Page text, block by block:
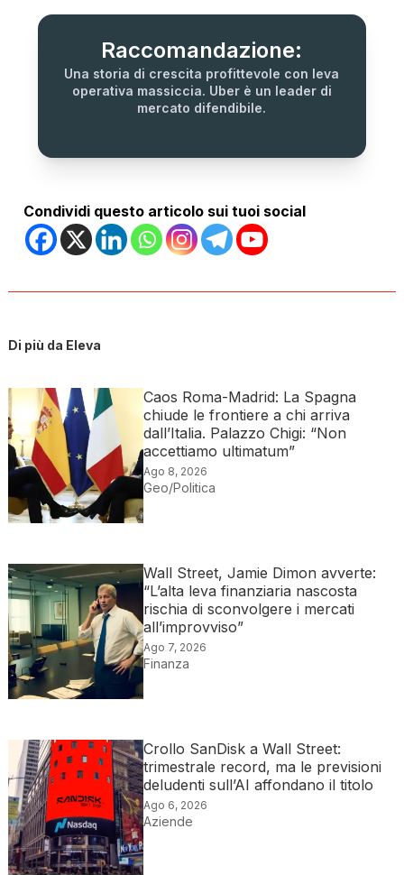
Raccomandazione:
Una storia di crescita profittevole con leva
operativa massiccia. Uber è un leader di
mercato difendibile.
Condividi questo articolo sui tuoi social
Di più da Eleva
Caos Roma-Madrid: La Spagna
chiude le frontiere a chi arriva
dall’Italia. Palazzo Chigi: “Non
accettiamo ultimatum”
Ago 8, 2026
Geo/Politica
Wall Street, Jamie Dimon avverte:
“L’alta leva finanziaria nascosta
rischia di sconvolgere i mercati
all’improvviso”
Ago 7, 2026
Finanza
Crollo SanDisk a Wall Street:
trimestrale record, ma le previsioni
deludenti sull’AI affondano il titolo
Ago 6, 2026
Aziende